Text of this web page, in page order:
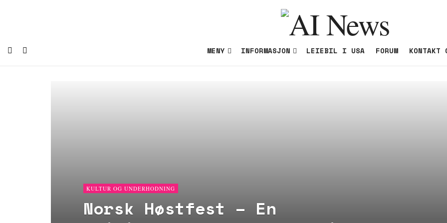
MENY INFORMASJON LEIEBIL I USA FORUM KONTAKT
KULTUR OG UNDERHODNING
Norsk Høstfest – En